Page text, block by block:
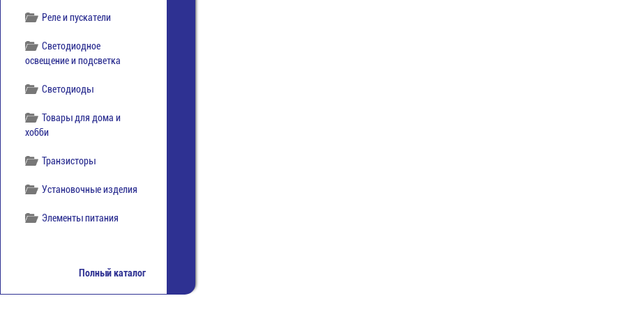
Реле и пускатели
Светодиодное
освещение и подсветка
Светодиоды
Товары для дома и
хобби
Транзисторы
Установочные изделия
Элементы питания
Полный каталог